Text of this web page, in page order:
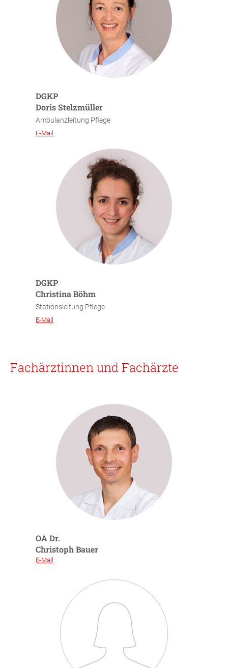
DGKP
Doris Stelzmüller
Ambulanzleitung Pflege
E-Mail
DGKP
Christina Böhm
Stationsleitung Pflege
E-Mail
Fachärztinnen und Fachärzte
OA Dr.
Christoph Bauer
E-Mail